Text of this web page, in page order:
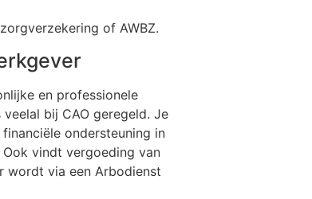
of AWBZ.
en professionele
bij CAO geregeld. Je
ondersteuning in
vindt vergoeding van
wordt via een Arbodienst